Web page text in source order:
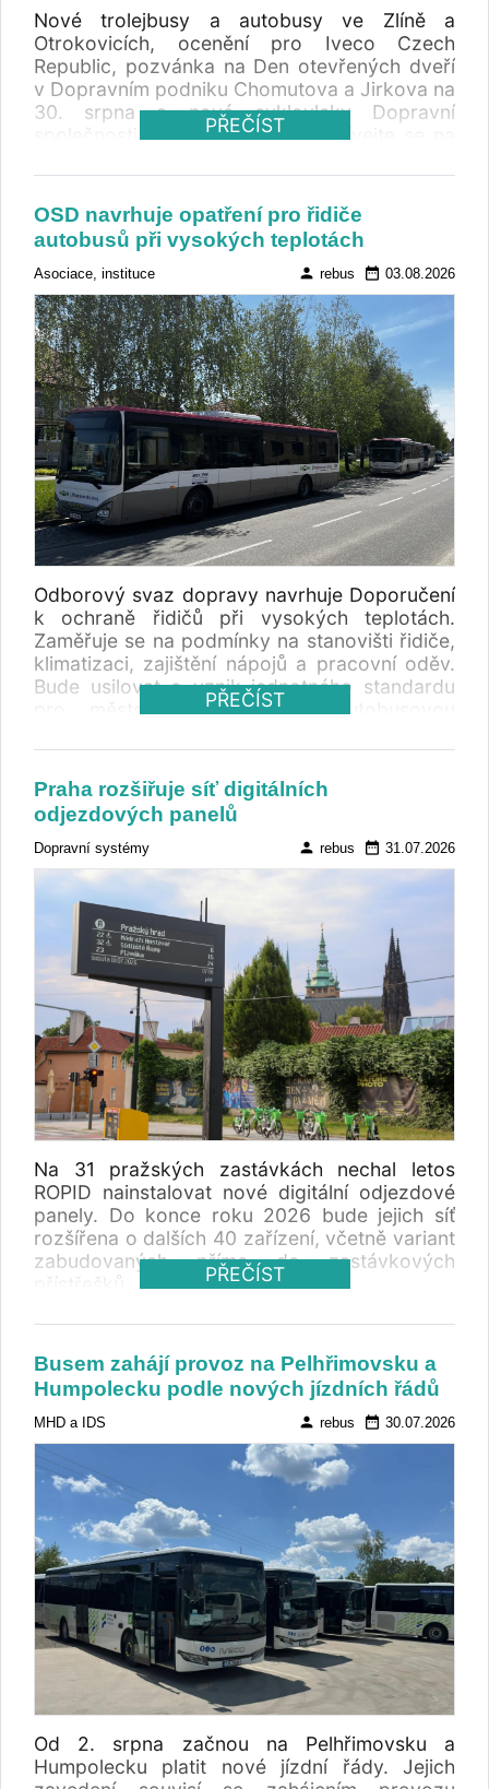
Nové trolejbusy a autobusy ve Zlíně a
Otrokovicích, ocenění pro Iveco Czech
Republic, pozvánka na Den otevřených dveří
v Dopravním podniku Chomutova a Jirkova na
30. srpna a nové cyklovleky Dopravní
společnosti Ústeckého kraje. Podívejte se na
PŘEČÍST
OSD navrhuje opatření pro řidiče
autobusů při vysokých teplotách
Asociace, instituce person rebus date_range 03.08.2026
Odborový svaz dopravy navrhuje Doporučení
k ochraně řidičů při vysokých teplotách.
Zaměřuje se na podmínky na stanovišti řidiče,
klimatizaci, zajištění nápojů a pracovní oděv.
Bude usilovat o vznik jednotného standardu
pro městskou a linkovou autobusovou
opatření.
PŘEČÍST
Praha rozšiřuje síť digitálních
odjezdových panelů
Dopravní systémy person rebus date_range 31.07.2026
Na 31 pražských zastávkách nechal letos
ROPID nainstalovat nové digitální odjezdové
panely. Do konce roku 2026 bude jejich síť
rozšířena o dalších 40 zařízení, včetně variant
zabudovaných přímo do zastávkových
přístřešků.
PŘEČÍST
Busem zahájí provoz na Pelhřimovsku a
Humpolecku podle nových jízdních řádů
MHD a IDS person rebus date_range 30.07.2026
Od 2. srpna začnou na Pelhřimovsku a
Humpolecku platit nové jízdní řády. Jejich